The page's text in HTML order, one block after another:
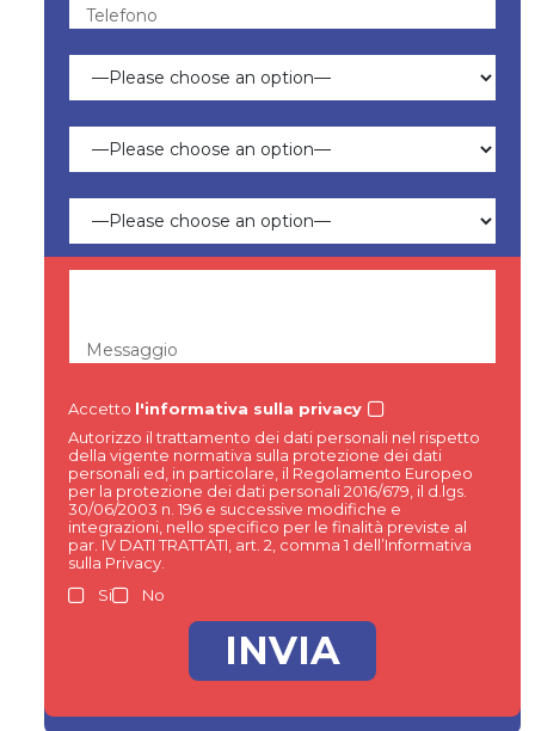
Telefono
Messaggio
Accetto l'informativa sulla privacy
Autorizzo il trattamento dei dati personali nel rispetto
della vigente normativa sulla protezione dei dati
personali ed, in particolare, il Regolamento Europeo
per la protezione dei dati personali 2016/679, il d.lgs.
30/06/2003 n. 196 e successive modifiche e
integrazioni, nello specifico per le finalità previste al
par. IV DATI TRATTATI, art. 2, comma 1 dell’Informativa
sulla Privacy.
Si
No